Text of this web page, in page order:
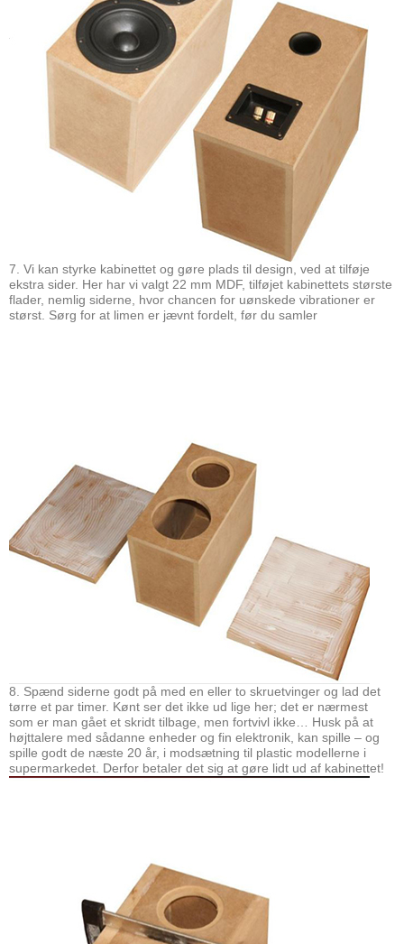
7. Vi kan styrke kabinettet og gøre plads til design, ved at tilføje
ekstra sider. Her har vi valgt 22 mm MDF, tilføjet kabinettets største
flader, nemlig siderne, hvor chancen for uønskede vibrationer er
størst. Sørg for at limen er jævnt fordelt, før du samler
8. Spænd siderne godt på med en eller to skruetvinger og lad det
tørre et par timer. Kønt ser det ikke ud lige her; det er nærmest
som er man gået et skridt tilbage, men fortvivl ikke… Husk på at
højttalere med sådanne enheder og fin elektronik, kan spille – og
spille godt de næste 20 år, i modsætning til plastic modellerne i
supermarkedet. Derfor betaler det sig at gøre lidt ud af kabinettet!